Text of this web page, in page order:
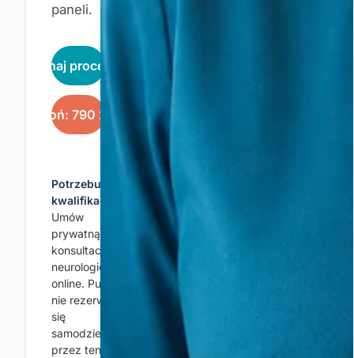
paneli.
Poznaj procedurę
Zadzwoń: 790 219 220
Potrzebujesz
kwalifikacji?
Umów
prywatną
konsultację
neurologiczną
online. Punkcji
nie rezerwuje
się
samodzielnie
przez ten